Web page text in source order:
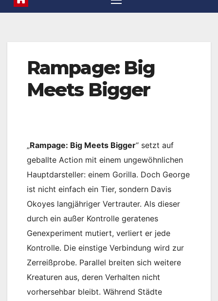
Rampage: Big
Meets Bigger
„Rampage: Big Meets Bigger“ setzt auf
geballte Action mit einem ungewöhnlichen
Hauptdarsteller: einem Gorilla. Doch George
ist nicht einfach ein Tier, sondern Davis
Okoyes langjähriger Vertrauter. Als dieser
durch ein außer Kontrolle geratenes
Genexperiment mutiert, verliert er jede
Kontrolle. Die einstige Verbindung wird zur
Zerreißprobe. Parallel breiten sich weitere
Kreaturen aus, deren Verhalten nicht
vorhersehbar bleibt. Während Städte